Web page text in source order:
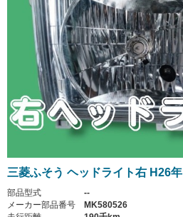
三菱ふそう ヘッドライト右 H26年
部品型式
--
メーカー部品番号
MK580526